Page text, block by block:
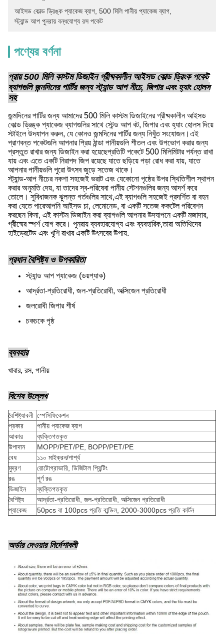
আইসড কোল্ড ড্রিঙ্ক প্যাকেজ ব্যাগ 500 মিলি পানীয় প্যাকেজ ব্যাগ
স্ট্যান্ড আপ পুনরায় বন্ধযোগ্য রস পকেট
পণ্যের বর্ণনা
প্রায় 500 মিলি কাস্টম ডিজাইন গ্রীষ্মকালীন আইসড কোল্ড ড্রিংক পকেট
ব্যাগগুলি জন্মদিনের পার্টির জন্য স্ট্যান্ড আপ নীচে, জিপার এবং হ্যাং হোলস
সহ
জন্মদিনের পার্টির জন্য আমাদের 500 মিলি কাস্টম ডিজাইনের গ্রীষ্মকালীন আইসড
কোল্ড ড্রিঙ্ক প্যাকেজ ব্যাগগুলির সাথে স্টেন্ড আপ বট, জিপার এবং হ্যাং হোলস দিয়ে
স্টাইলে উদযাপন করুন, যে কোনও জন্মদিনের পার্টির জন্য নিখুঁত সংযোজন।এই
প্রাণবন্ত পকেটগুলি আপনার প্রিয় ঠান্ডা পানীয়গুলি শীতল এবং উপভোগ করার জন্য
প্রস্তুত রাখার জন্য ডিজাইন করা হয়েছেপ্রতিটি পকেটে 500 মিলিমিটার পর্যন্ত রাখা
যায় এবং এতে একটি নিরাপদ জিপ রয়েছে যাতে ছড়িয়ে পড়া রোধ করা যায়, যাতে
আপনার পানীয়গুলি পুরো উৎসব জুড়ে সতেজ থাকে।
স্ট্যান্ড-আপ নীচের নকশা সহজেই ভরাট এবং যেকোনো পৃষ্ঠের উপর স্থিতিশীল স্থাপন
করার অনুমতি দেয়, যা তাদের স্ব-পরিষেবা পানীয় স্টেশনগুলির জন্য আদর্শ করে
তোলে। সুবিধাজনক ঝুলন্ত গর্তগুলির সাথে,এই ব্যাগগুলি সহজেই প্রদর্শিত বা বহন
করা যেতে পারেআপনি আইসড চা, লেমোনেড, বা একটি সতেজ ককটেল পরিবেশন
করছেন কিনা, এই কাস্টম ডিজাইন করা ব্যাগগুলি আপনার উদযাপনে একটি মজাদার,
গ্রীষ্মের স্পর্শ যোগ করে। পুনরায় ব্যবহারযোগ্য এবং ব্যবহারিক,তারা অতিথিদের
হাইড্রেটেড এবং খুশি রাখার একটি উৎসবের উপায়.
প্রধান বৈশিষ্ট্য ও উপকারিতা
স্ট্যান্ড আপ প্যাকেজ (ডয়প্যাক)
আর্দ্রতা-প্রতিরোধী, জল-প্রতিরোধী, অক্সিজেন প্রতিরোধী
জলরোধী জিপার শীর্ষ
চকচকে পৃষ্ঠ
ব্যবহার
খাবার, রস, পানীয়
বিশেষ উল্লেখ
বৈশিষ্ট্যাবলী স্পেসিফিকেশন
প্রকার
পানীয় প্যাকেজ ব্যাগ
আকার
ব্যক্তিগতকৃত
উপাদান
MOPP/PET/PE, BOPP/PET/PE
বেধ
১১০ মাইক্রন/পার্শ্ব
মুদ্রণ
রোটোগ্রাভারি, ডিজিটাল প্রিন্টিং
রঙ
পূর্ণ রঙ
ডিজাইন
ব্যক্তিগতকৃত
বৈশিষ্ট্য
আর্দ্রতা-প্রতিরোধী, জল-প্রতিরোধী, অক্সিজেন প্রতিরোধী
প্যাকেজ
50pcs বা 100pcs প্রতি বান্ডিল, 2000-3000pcs প্রতি কার্টন
অর্ডার দেওয়ার নির্দেশাবলী